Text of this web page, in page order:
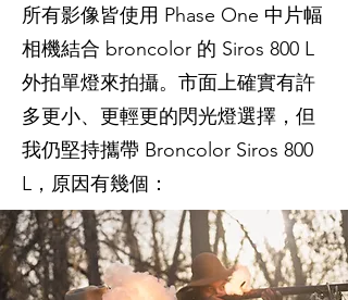
所有影像皆使用 Phase One 中片幅
相機結合 broncolor 的 Siros 800 L
外拍單燈來拍攝。市面上確實有許
多更小、更輕更的閃光燈選擇，但
我仍堅持攜帶 Broncolor Siros 800
L，原因有幾個：